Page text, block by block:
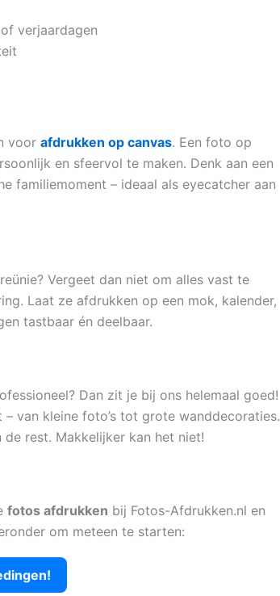
verjaardagen
voor afdrukken op canvas. Een foto op
en sfeervol te maken. Denk aan een
familiemoment – ideaal als eyecatcher aan
Vergeet dan niet om alles vast te
Laat ze afdrukken op een mok, kalender,
tastbaar én deelbaar.
Dan zit je bij ons helemaal goed!
van kleine foto’s tot grote wanddecoraties.
rest. Makkelijker kan het niet!
fotos afdrukken bij Fotos-Afdrukken.nl en
om meteen te starten: